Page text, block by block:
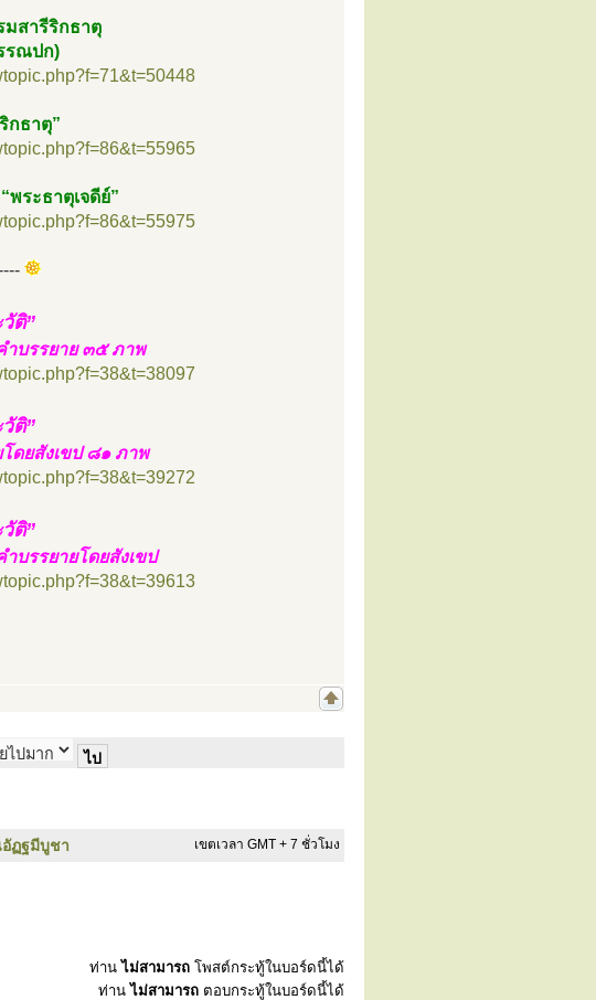
สารีริกธาตุ
รณปก)
กธาตุ”
พระธาตุเจดีย์”
ติ”
ำบรรยาย ๓๕ ภาพ
ติ”
ดยสังเขป ๘๑ ภาพ
ติ”
บรรยายโดยสังเขป
ฏฐมีบูชา เขตเวลา GMT + 7 ชั่วโมง
ท่านไม่สามารถ โพสต์กระทู้ในบอร์ดนี้ได้
ท่านไม่สามารถ ตอบกระทู้ในบอร์ดนี้ได้